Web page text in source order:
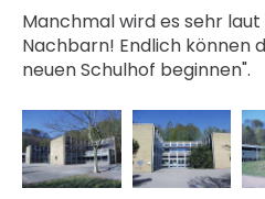
Manchmal wird es sehr laut
Nachbarn! Endlich können
neuen Schulhof beginnen".